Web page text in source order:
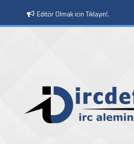
Editör Olmak icin Tıklayın!.